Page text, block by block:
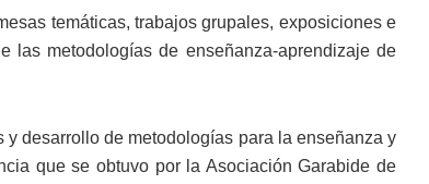
temáticas, trabajos grupales, exposiciones e
las metodologías de enseñanza-aprendizaje de
desarrollo de metodologías para la enseñanza y
que se obtuvo por la Asociación Garabide de